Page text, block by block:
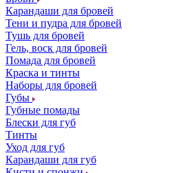
Карандаши для бровей
Тени и пудра для бровей
Тушь для бровей
Гель, воск для бровей
Помада для бровей
Краска и тинты
Наборы для бровей
Губы
Губные помады
Блески для губ
Тинты
Уход для губ
Карандаши для губ